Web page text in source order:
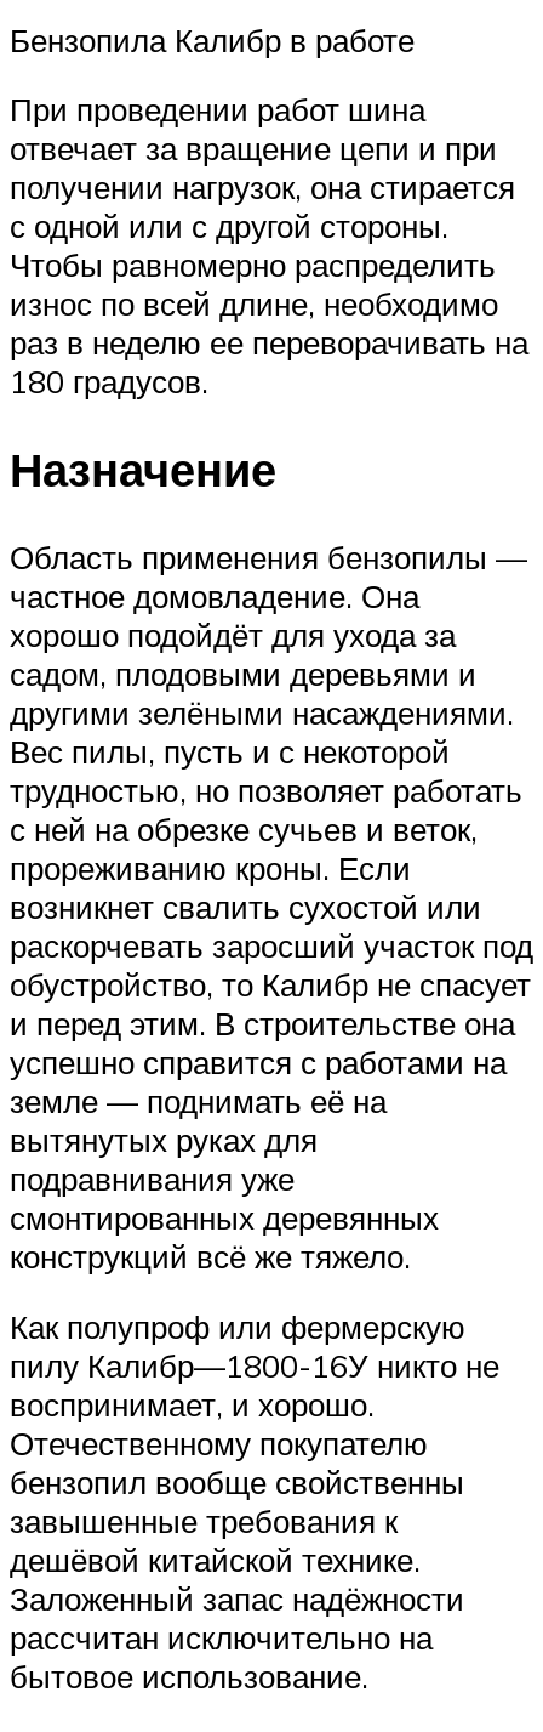
Бензопила Калибр в работе
При проведении работ шина
отвечает за вращение цепи и при
получении нагрузок, она стирается
с одной или с другой стороны.
Чтобы равномерно распределить
износ по всей длине, необходимо
раз в неделю ее переворачивать на
180 градусов.
Назначение
Область применения бензопилы —
частное домовладение. Она
хорошо подойдёт для ухода за
садом, плодовыми деревьями и
другими зелёными насаждениями.
Вес пилы, пусть и с некоторой
трудностью, но позволяет работать
с ней на обрезке сучьев и веток,
прореживанию кроны. Если
возникнет свалить сухостой или
раскорчевать заросший участок под
обустройство, то Калибр не спасует
и перед этим. В строительстве она
успешно справится с работами на
земле — поднимать её на
вытянутых руках для
подравнивания уже
смонтированных деревянных
конструкций всё же тяжело.
Как полупроф или фермерскую
пилу Калибр—1800-16У никто не
воспринимает, и хорошо.
Отечественному покупателю
бензопил вообще свойственны
завышенные требования к
дешёвой китайской технике.
Заложенный запас надёжности
рассчитан исключительно на
бытовое использование.